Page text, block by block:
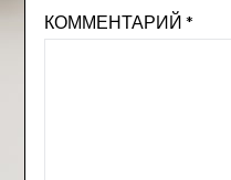
КОММЕНТАРИЙ *